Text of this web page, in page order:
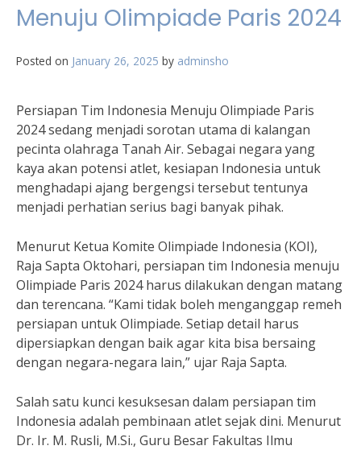
Menuju Olimpiade Paris 2024
Posted on January 26, 2025 by adminsho
Persiapan Tim Indonesia Menuju Olimpiade Paris
2024 sedang menjadi sorotan utama di kalangan
pecinta olahraga Tanah Air. Sebagai negara yang
kaya akan potensi atlet, kesiapan Indonesia untuk
menghadapi ajang bergengsi tersebut tentunya
menjadi perhatian serius bagi banyak pihak.
Menurut Ketua Komite Olimpiade Indonesia (KOI),
Raja Sapta Oktohari, persiapan tim Indonesia menuju
Olimpiade Paris 2024 harus dilakukan dengan matang
dan terencana. “Kami tidak boleh menganggap remeh
persiapan untuk Olimpiade. Setiap detail harus
dipersiapkan dengan baik agar kita bisa bersaing
dengan negara-negara lain,” ujar Raja Sapta.
Salah satu kunci kesuksesan dalam persiapan tim
Indonesia adalah pembinaan atlet sejak dini. Menurut
Dr. Ir. M. Rusli, M.Si., Guru Besar Fakultas Ilmu